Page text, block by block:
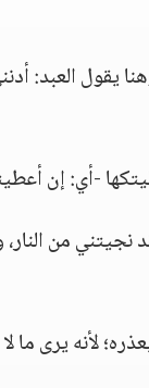
يقول
-أي: إن
نجيتني من
لأنه يرى ما